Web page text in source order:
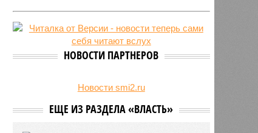
НОВОСТИ ПАРТНЕРОВ
Новости smi2.ru
ЕЩЕ ИЗ РАЗДЕЛА «ВЛАСТЬ»